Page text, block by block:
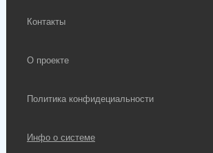
Контакты
О проекте
Политика конфидециальности
Инфо о системе